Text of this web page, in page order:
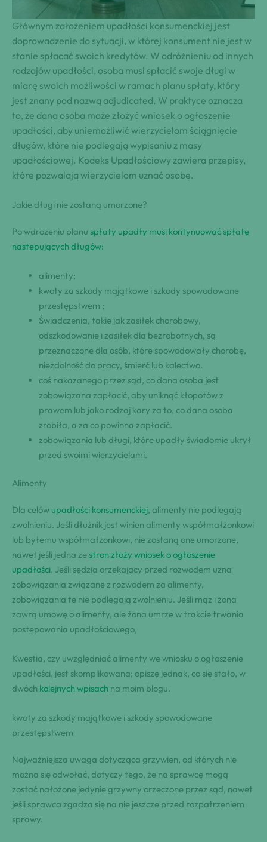
Głównym założeniem upadłości konsumenckiej jest
doprowadzenie do sytuacji, w której konsument nie jest w
stanie spłacać swoich kredytów. W odróżnieniu od innych
rodzajów upadłości, osoba musi spłacić swoje długi w
miarę swoich możliwości w ramach planu spłaty, który
jest znany pod nazwą adjudicated. W praktyce oznacza
to, że dana osoba może złożyć wniosek o ogłoszenie
upadłości, aby uniemożliwić wierzycielom ściągnięcie
długów, które nie podlegają wypisaniu z masy
upadłościowej. Kodeks Upadłościowy zawiera przepisy,
które pozwalają wierzycielom uznać osobę.
Jakie długi nie zostaną umorzone?
Po wdrożeniu planu spłaty upadły musi kontynuować spłatę
następujących długów:
alimenty;
kwoty za szkody majątkowe i szkody spowodowane
przestępstwem ;
Świadczenia, takie jak zasiłek chorobowy,
odszkodowanie i zasiłek dla bezrobotnych, są
przeznaczone dla osób, które spowodowały chorobę,
niezdolność do pracy, śmierć lub kalectwo.
coś nakazanego przez sąd, co dana osoba jest
zobowiązana zapłacić, aby uniknąć kłopotów z
prawem lub jako rodzaj kary za to, co dana osoba
zrobiła, a za co powinna zapłacić.
zobowiązania lub długi, które upadły świadomie ukrył
przed swoimi wierzycielami.
Alimenty
Dla celów upadłości konsumenckiej, alimenty nie podlegają
zwolnieniu. Jeśli dłużnik jest winien alimenty współmałżonkowi
lub byłemu współmałżonkowi, nie zostaną one umorzone,
nawet jeśli jedna zestron złoży wniosek o ogłoszenie
upadłości. Jeśli sędzia orzekający przed rozwodem uzna
zobowiązania związane z rozwodem za alimenty,
zobowiązania te nie podlegają zwolnieniu. Jeśli mąż i żona
zawrą umowę o alimenty, ale żona umrze w trakcie trwania
postępowania upadłościowego,
Kwestia, czy uwzględniać alimenty we wniosku o ogłoszenie
upadłości, jest skomplikowana; opiszę jednak, co się stało, w
dwóch kolejnych wpisach na moim blogu.
kwoty za szkody majątkowe i szkody spowodowane
przestępstwem
Najważniejsza uwaga dotycząca grzywien, od których nie
można się odwołać, dotyczy tego, że na sprawcę mogą
zostać nałożone jedynie grzywny orzeczone przez sąd, nawet
jeśli sprawca zgadza się na nie jeszcze przed rozpatrzeniem
sprawy.